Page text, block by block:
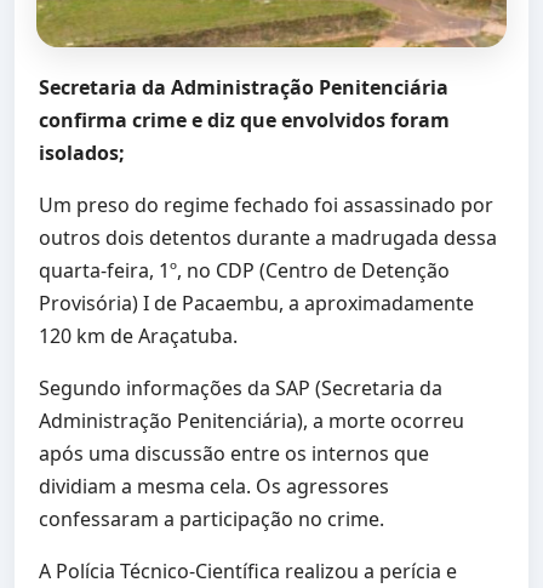
Secretaria da Administração Penitenciária
confirma crime e diz que envolvidos foram
isolados;
Um preso do regime fechado foi assassinado por
outros dois detentos durante a madrugada dessa
quarta-feira, 1º, no CDP (Centro de Detenção
Provisória) I de Pacaembu, a aproximadamente
120 km de Araçatuba.
Segundo informações da SAP (Secretaria da
Administração Penitenciária), a morte ocorreu
após uma discussão entre os internos que
dividiam a mesma cela. Os agressores
confessaram a participação no crime.
A Polícia Técnico-Científica realizou a perícia e